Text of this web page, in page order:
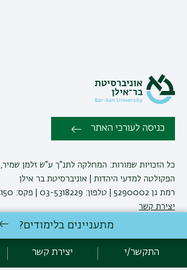
כניסה לעורכי האתר
כל הזכויות שמורות: המחלקה לתנ"ך ע"ש זלמן שמיר,
הפקולטה למדעי היהדות | אוניברסיטת בר אילן
רמת גן 5290002 | טלפון: 03-5318229 | פקס: 03-7384150 |
יצירת קשר
פיתוח:אגף תקשוב, אוניברסיטת בר-אילן
מתעניינים בלימודים?
התקשר/י יצירת קשר